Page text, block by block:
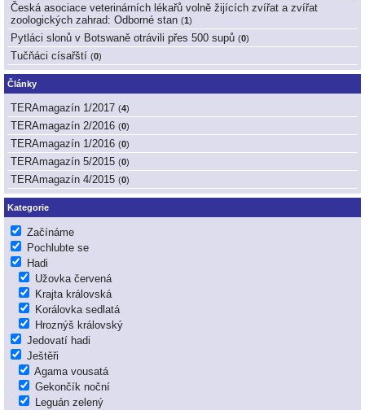
Česká asociace veterinárních lékařů volně žijících zvířat a zvířat
zoologických zahrad: Odborné stan (1)
Pytláci slonů v Botswaně otrávili přes 500 supů (0)
Tučňáci císařští (0)
Články
TERAmagazín 1/2017 (4)
TERAmagazín 2/2016 (0)
TERAmagazín 1/2016 (0)
TERAmagazín 5/2015 (0)
TERAmagazín 4/2015 (0)
Kategorie
Začínáme
Pochlubte se
Hadi
Užovka červená
Krajta královská
Korálovka sedlatá
Hroznýš královský
Jedovatí hadi
Ještěři
Agama vousatá
Gekončík noční
Leguán zelený